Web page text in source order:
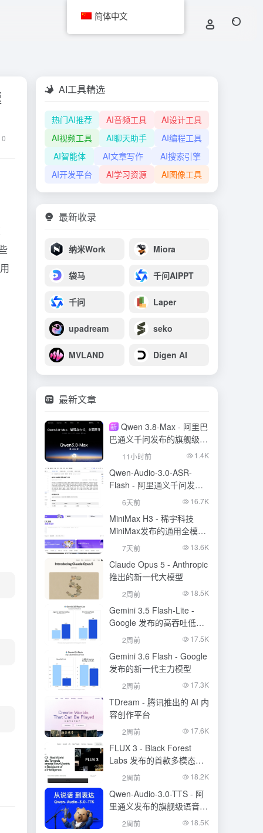
0
AI工具精选
热门AI推荐 AI音频工具
AI设计工具
AI视频工具
AI聊天助手
AI编程工具
AI智能体
AI文章写作
AI搜索引擎
AI开发平台
AI学习资源 AI图像工具
最新收录
纳米Work Miora
袋马 千问AIPPT
千问 Laper
upadream seko
MVLAND Digen AI
最新文章
新 Qwen 3.8-Max - 阿里巴
巴通义千问发布的旗舰级大
模型11小时前 1.4K
Qwen-Audio-3.0-ASR-
Flash - 阿里通义千问发布
的语音识别大模型
6天前 16.7K
MiniMax H3 - 稀宇科技
MiniMax发布的通用全模态
生成模型
7天前 13.6K
Claude Opus 5 - Anthropic
推出的新一代大模型
2周前 18.5K
Gemini 3.5 Flash-Lite -
Google 发布的高吞吐低成
本模型
2周前 17.5K
Gemini 3.6 Flash - Google
发布的新一代主力模型
2周前 17.3K
TDream - 腾讯推出的 AI 内
容创作平台
2周前 17.6K
FLUX 3 - Black Forest
Labs 发布的首款多模态基
础模型
2周前 18.2K
Qwen-Audio-3.0-TTS - 阿
里通义发布的旗舰级语音合
成大模型
2周前 18.5K
简体中文